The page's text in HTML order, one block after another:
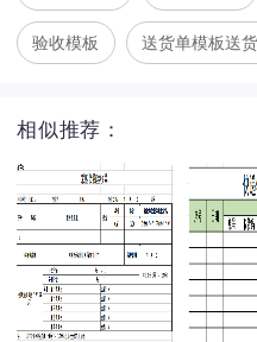
验收模板 送货单模板送
相似推荐：